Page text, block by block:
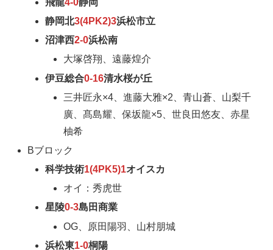
静岡北3(4PK2)3浜松市立
沼津西2-0浜松南
大塚啓翔、遠藤煌介
伊豆総合0-16清水桜が丘
三井匠永×4、進藤大雅×2、青山蒼、山梨千
廣、髙島耀、保坂龍×5、世良田悠友、赤星
柚希
Bブロック
科学技術1(4PK5)1オイスカ
オイ：秀虎世
星陵0-3島田商業
OG、原田陽羽、山村朋城
浜松東1-0桐陽